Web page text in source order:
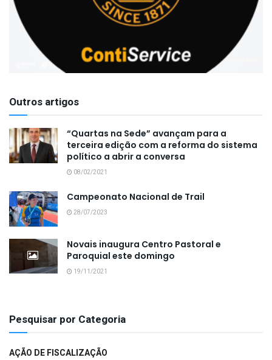
Outros artigos
“Quartas na Sede” avançam para a
terceira edição com a reforma do sistema
político a abrir a conversa
08/02/2021
Campeonato Nacional de Trail
28/07/2023
Novais inaugura Centro Pastoral e
Paroquial este domingo
19/11/2021
Pesquisar por Categoria
AÇÃO DE FISCALIZAÇÃO